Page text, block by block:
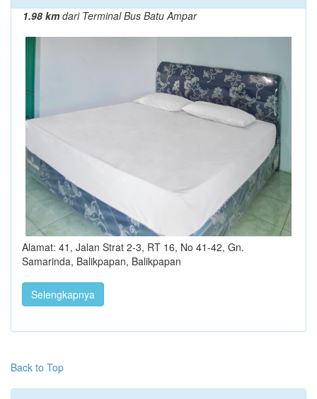
1.98 kmdari Terminal Bus Batu Ampar
Alamat: 41, Jalan Strat 2-3, RT 16, No 41-42, Gn.
Samarinda, Balikpapan, Balikpapan
Selengkapnya
Back to Top